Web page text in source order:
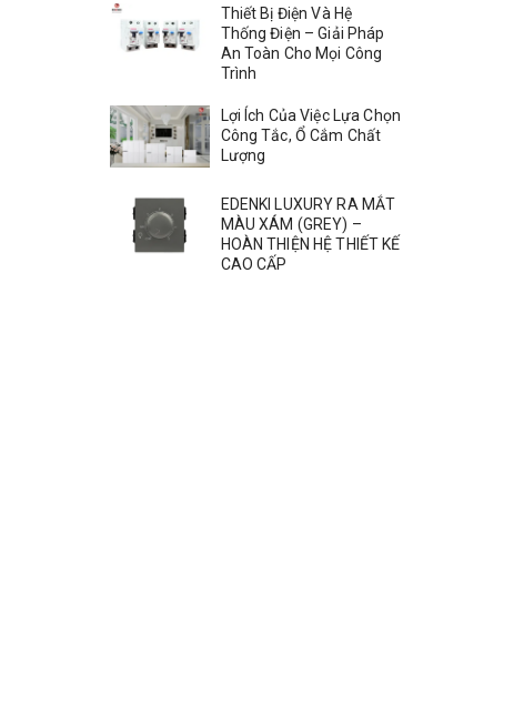
Thiết Bị Điện Và Hệ
Thống Điện – Giải Pháp
An Toàn Cho Mọi Công
Trình
Lợi Ích Của Việc Lựa Chọn
Công Tắc, Ổ Cắm Chất
Lượng
EDENKI LUXURY RA MẮT
MÀU XÁM (GREY) –
HOÀN THIỆN HỆ THIẾT KẾ
CAO CẤP